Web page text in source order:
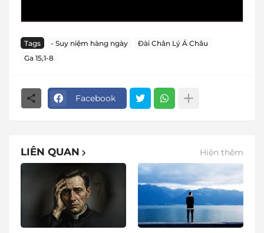
Tags - Suy niệm hàng ngày
Đài Chân Lý Á Châu
Ga 15,1-8
Facebook
LIÊN QUAN Hiện thêm